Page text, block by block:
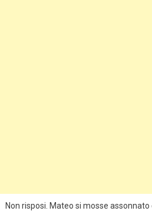
Non risposi. Mateo si mosse